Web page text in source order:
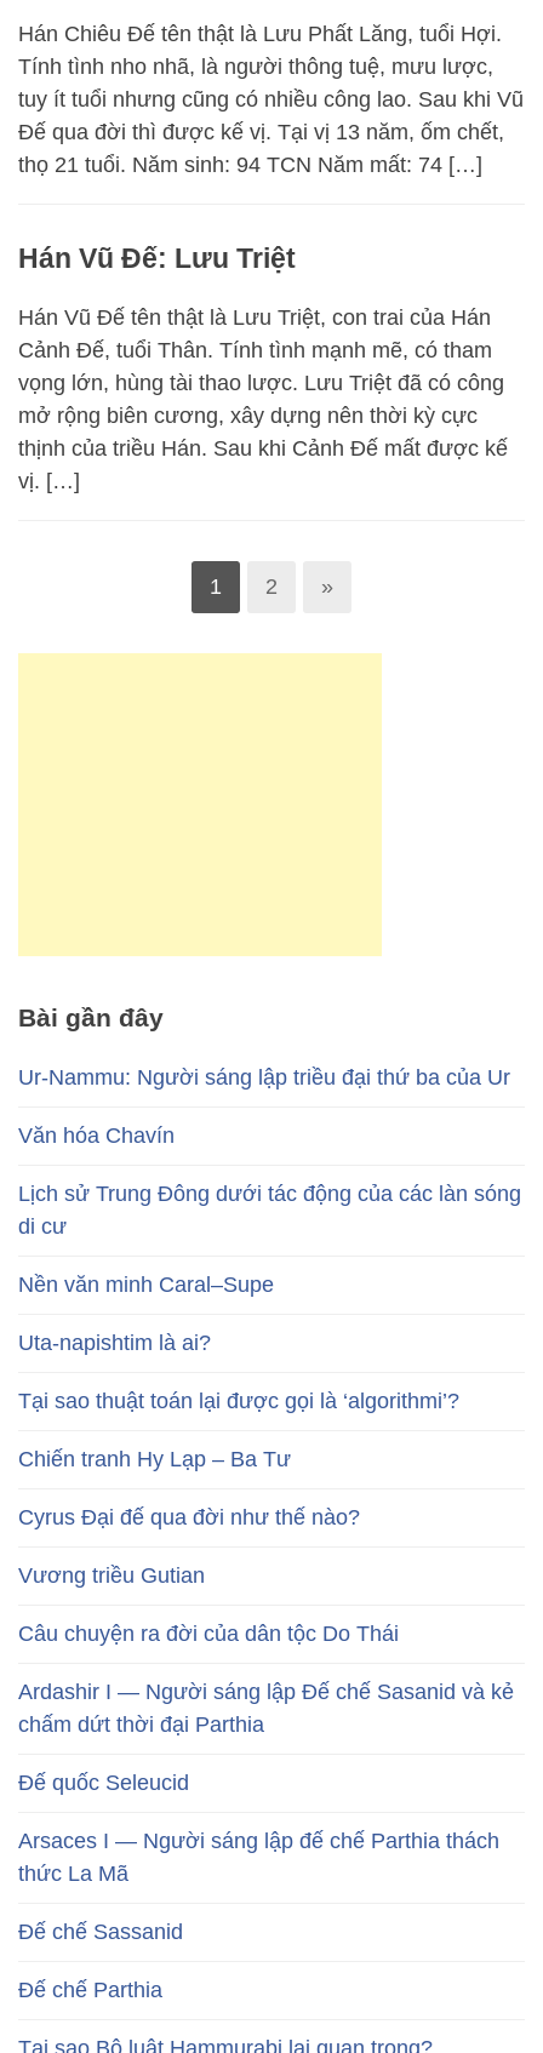
Hán Chiêu Đế tên thật là Lưu Phất Lăng, tuổi Hợi.
Tính tình nho nhã, là người thông tuệ, mưu lược,
tuy ít tuổi nhưng cũng có nhiều công lao. Sau khi Vũ
Đế qua đời thì được kế vị. Tại vị 13 năm, ốm chết,
thọ 21 tuổi. Năm sinh: 94 TCN Năm mất: 74 […]
Hán Vũ Đế: Lưu Triệt
Hán Vũ Đế tên thật là Lưu Triệt, con trai của Hán
Cảnh Đế, tuổi Thân. Tính tình mạnh mẽ, có tham
vọng lớn, hùng tài thao lược. Lưu Triệt đã có công
mở rộng biên cương, xây dựng nên thời kỳ cực
thịnh của triều Hán. Sau khi Cảnh Đế mất được kế
vị. […]
1 2 »
Bài gần đây
Ur-Nammu: Người sáng lập triều đại thứ ba của Ur
Văn hóa Chavín
Lịch sử Trung Đông dưới tác động của các làn sóng
di cư
Nền văn minh Caral–Supe
Uta-napishtim là ai?
Tại sao thuật toán lại được gọi là ‘algorithmi’?
Chiến tranh Hy Lạp – Ba Tư
Cyrus Đại đế qua đời như thế nào?
Vương triều Gutian
Câu chuyện ra đời của dân tộc Do Thái
Ardashir I — Người sáng lập Đế chế Sasanid và kẻ
chấm dứt thời đại Parthia
Đế quốc Seleucid
Arsaces I — Người sáng lập đế chế Parthia thách
thức La Mã
Đế chế Sassanid
Đế chế Parthia
Tại sao Bộ luật Hammurabi lại quan trọng?